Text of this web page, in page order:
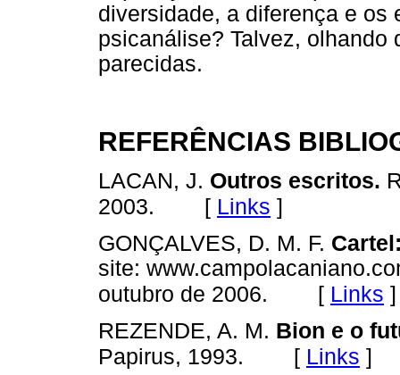
diversidade, a diferença e os
psicanálise? Talvez,
parecidas.
REFERÊNCIAS
LACAN, J. Outros escritos.
2003. [ Links ]
GONÇALVES, D. M. F.
site:
outubro de 2006. [ Links ]
REZENDE, A. M. Bion e o
Papirus, 1993. [ Links ]